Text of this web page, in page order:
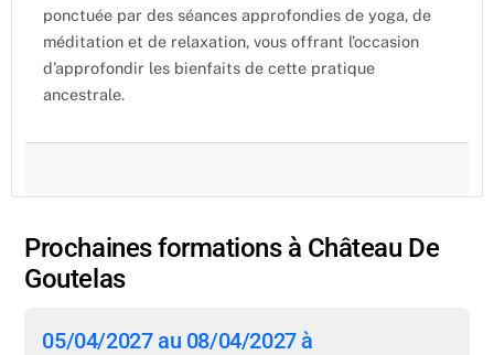
ponctuée par des séances approfondies de yoga, de
méditation et de relaxation, vous offrant l’occasion
d’approfondir les bienfaits de cette pratique
ancestrale.
Prochaines formations à Château De
Goutelas
05/04/2027 au 08/04/2027 à